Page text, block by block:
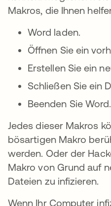
Makros, die Ihnen
Word laden.
Öffnen Sie ein
Erstellen Sie ein
Schließen Sie ein
Beenden Sie Word.
Jedes dieser Makros
bösartigen Makro
werden. Oder der
Makro von Grund auf
Dateien zu infizieren.
Wenn Ihr Computer